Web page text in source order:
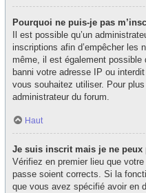
Pourquoi ne puis-je pas
Il est possible qu’un
inscriptions afin d’empêcher les
même, il est également possible
banni votre adresse IP ou
vous souhaitez utiliser. Pour
administrateur du forum.
Haut
Je suis inscrit mais je ne peux
Vérifiez en premier lieu que
passe soient corrects. Si la
que vous avez spécifié avoir en